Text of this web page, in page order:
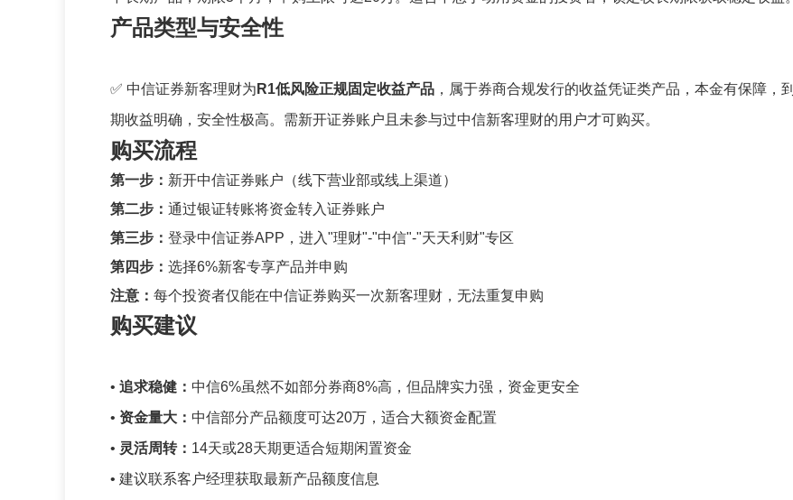
产品类型与安全性
✅ 中信证券新客理财为 R1低风险正规固定收益产品 ，属于券商合规发行的收益凭证类产品，本金有保障，到
期收益明确，安全性极高。需新开证券账户且未参与过中信新客理财的用户才可购买。
购买流程
第一步： 新开中信证券账户（线下营业部或线上渠道）
第二步： 通过银证转账将资金转入证券账户
第三步： 登录中信证券APP，进入"理财"-"中信"-"天天利财"专区
第四步： 选择6%新客专享产品并申购
注意： 每个投资者仅能在中信证券购买一次新客理财，无法重复申购
购买建议
• 追求稳健： 中信6%虽然不如部分券商8%高，但品牌实力强，资金更安全
• 资金量大： 中信部分产品额度可达20万，适合大额资金配置
• 灵活周转： 14天或28天期更适合短期闲置资金
• 建议联系客户经理获取最新产品额度信息